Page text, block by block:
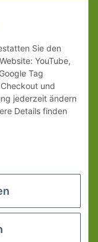
Sie den
YouTube,
Tag
und
jederzeit ändern
Details finden